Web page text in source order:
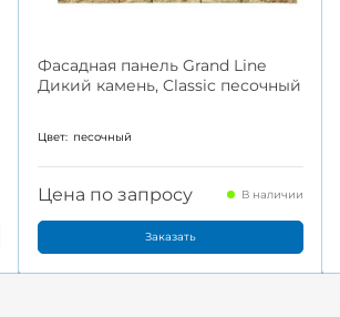
Фасадная панель Grand Line
Дикий камень, Classic песочный
Цвет: песочный
Цена по запросу В наличии
Заказать